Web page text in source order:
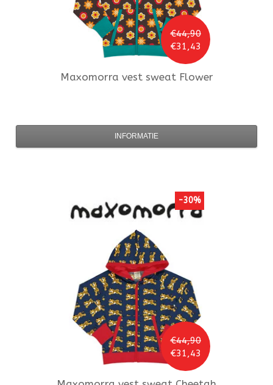
€44,90
€31,43
Maxomorra vest sweat Flower
INFORMATIE
€44,90
€31,43
-30%